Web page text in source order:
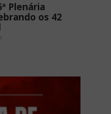
Plenária
os 42